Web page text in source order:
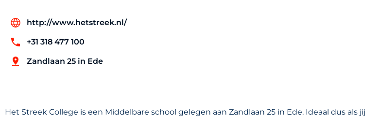
http://www.hetstreek.nl/
+31 318 477 100
Zandlaan 25 in Ede
Het Streek College is een Middelbare school gelegen aan Zandlaan 25 in Ede. Ideaal dus als jij